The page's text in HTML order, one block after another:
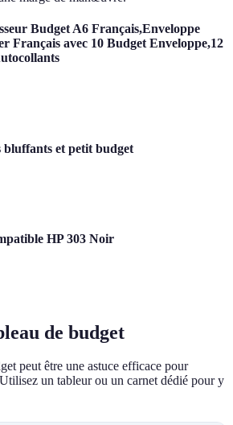
Budget A6 Français,Enveloppe
Français avec 10 Budget Enveloppe,12
bluffants et petit budget
HP 303 Noir
de budget
peut être une astuce efficace pour
un tableur ou un carnet dédié pour y